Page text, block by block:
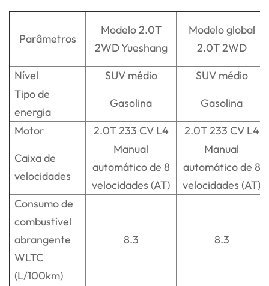
Parâmetros
Modelo 2.0T
2WD Yueshang
Modelo global
2.0T 2WD
Nível
SUV médio
SUV médio
Tipo de
energia
Gasolina
Gasolina
Motor
2.0T 233 CV L4
2.0T 233 CV L4
Caixa de
velocidades
Manual
automático de 8
velocidades (AT)
Manual
automático de 8
velocidades (AT)
Consumo de
combustível
abrangente
WLTC
(L/100km)
8.3 8.3